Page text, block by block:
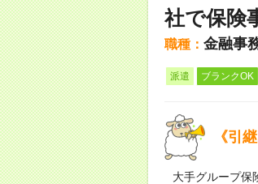
社で保険
職種： 金融事
派遣 ブランクOK
《引
大手グループ保